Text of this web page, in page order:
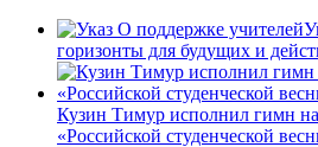
горизонты для будущих и
Кузин Тимур исполнил гимн
«Российской студенческой